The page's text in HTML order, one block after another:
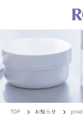
TOP お知らせ